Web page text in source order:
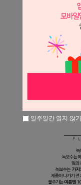
일주일간 열지 않기